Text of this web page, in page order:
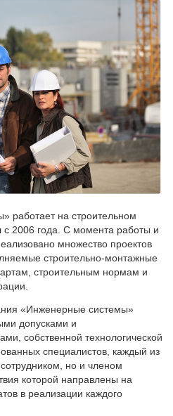
на строительном
2006 года. С момента работы и
множество проектов
строительно-монтажные
строительным нормам и
«Инженерные системы»
допусками и
собственной технологической
специалистов, каждый из
но и членом
которой направлены на
в реализации каждого